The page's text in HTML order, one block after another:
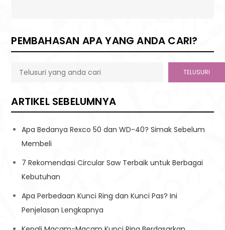
PEMBAHASAN APA YANG ANDA CARI?
TELUSURI
ARTIKEL SEBELUMNYA
Apa Bedanya Rexco 50 dan WD-40? Simak Sebelum
Membeli
7 Rekomendasi Circular Saw Terbaik untuk Berbagai
Kebutuhan
Apa Perbedaan Kunci Ring dan Kunci Pas? Ini
Penjelasan Lengkapnya